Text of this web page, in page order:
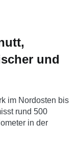
und
im Nordosten bis
rund 500
in der